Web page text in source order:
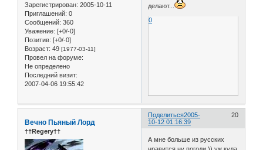
Зарегистрирован: 2005-10-11
Приглашений: 0
Сообщений: 360
Уважение: [+0/-0]
Позитив: [+0/-0]
Возраст: 49 [1977-03-11]
Провел на форуме:
Не определено
Последний визит:
2007-04-06 19:55:42
делают...
0
Поделиться 20
2005-
10-12 01:16:39
Вечно Пьяный Лорд
††Regery††
А мне больше из русских